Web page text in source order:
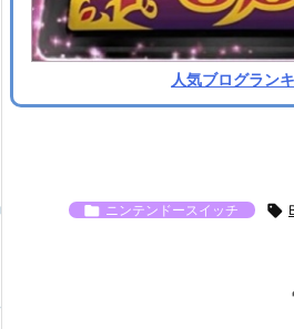
人気ブログラン
 ニンテンドースイッチ 